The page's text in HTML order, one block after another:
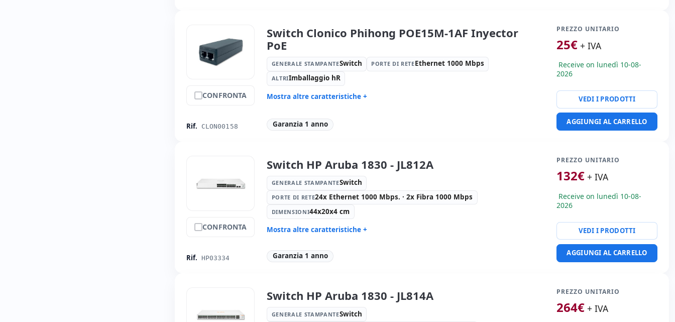
CONFRONTA
Rif. CLON00158
Switch Clonico Phihong POE15M-1AF Inyector
PoE
GENERALE STAMPANTESwitch PORTE DI RETEEthernet 1000 Mbps
ALTRIImballaggio hR
Mostra altre caratteristiche +
Altri: Imballaggio hR
Garanzia 1 anno
PREZZO UNITARIO
25€ + IVA
Receive on lunedì 10-08-
2026
VEDI I PRODOTTI
AGGIUNGI AL CARRELLO
CONFRONTA
Rif. HP03334
Switch HP Aruba 1830 - JL812A
GENERALE STAMPANTESwitch
PORTE DI RETE24x Ethernet 1000 Mbps. · 2x Fibra 1000 Mbps
DIMENSIONI44x20x4 cm
Mostra altre caratteristiche +
Garanzia 1 anno
PREZZO UNITARIO
132€ + IVA
Receive on lunedì 10-08-
2026
VEDI I PRODOTTI
AGGIUNGI AL CARRELLO
Switch HP Aruba 1830 - JL814A
GENERALE STAMPANTESwitch
PREZZO UNITARIO
264€ + IVA